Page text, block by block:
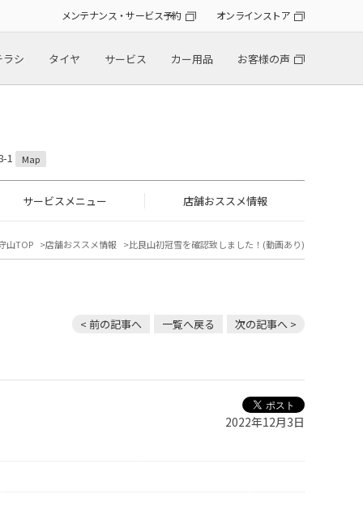
メンテナンス・サービス予約 オンラインストア
シ タイヤ サービス カー用品 お客様の声
1 Map
サービスメニュー 店舗おススメ情報
山TOP 店舗おススメ情報 比良山初冠雪を確認致しました！(動画あり)
< 前の記事へ 一覧へ戻る 次の記事へ >
2022年12月3日